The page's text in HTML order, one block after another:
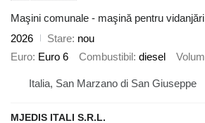
Maşini comunale - maşină pentru vidanjări
2026
Stare nou
Euro Euro 6 Combustibil diesel Volum
Italia, San Marzano di San Giuseppe
MJEDIS ITALI S.R.L.